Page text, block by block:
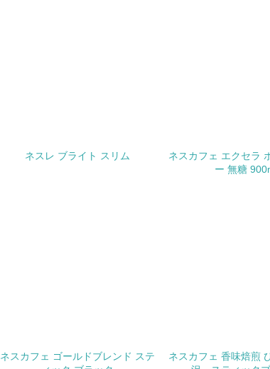
<L1> パンフレットやホームページ等
その他の環境
ネスレ ブライト スリム
ネスカフェ エクセラ
ー 無糖
ネスカフェ ゴールドブレンド ステ
ネスカフェ 香味焙煎